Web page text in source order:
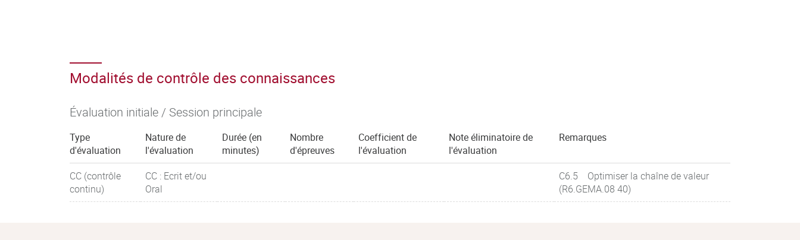
Modalités de contrôle des connaissances
Évaluation initiale / Session principale
Type
d'évaluation
Nature de
l'évaluation
Durée (en
minutes)
Nombre
d'épreuves
Coefficient de
l'évaluation
Note éliminatoire de
l'évaluation
Remarques
CC (contrôle
continu)
CC : Ecrit et/ou
Oral
C6.5 Optimiser la chaîne de valeur
(R6.GEMA.08 40)